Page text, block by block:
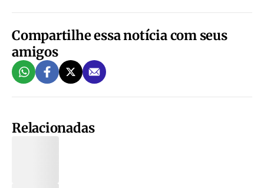
Compartilhe essa notícia com seus
amigos
Relacionadas